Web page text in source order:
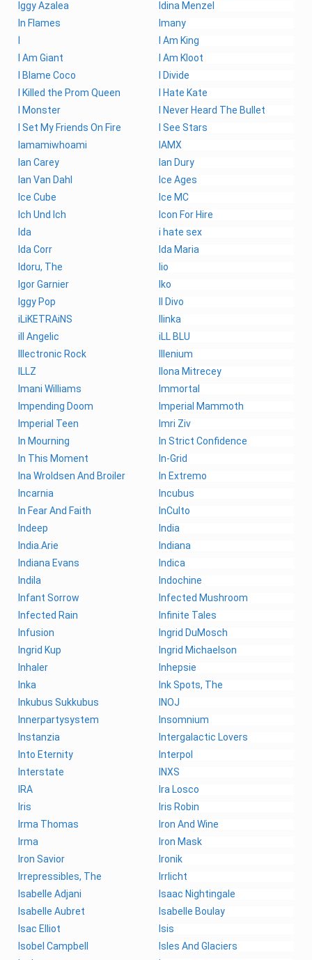
Iggy Azalea
Idina Menzel
In Flames
Imany
I Am King
I Am Giant
I Am Kloot
I Blame Coco
I Divide
I Killed the Prom Queen
I Hate Kate
I Monster
I Never Heard The Bullet
I Set My Friends On Fire
I See Stars
Iamamiwhoami
IAMX
Ian Carey
Ian Dury
Ian Van Dahl
Ice Ages
Ice Cube
Ice MC
Ich Und Ich
Icon For Hire
Ida
i hate sex
Ida Corr
Ida Maria
Idoru, The
Iio
Igor Garnier
Iko
Iggy Pop
Il Divo
iLiKETRAiNS
Ilinka
ill Angelic
iLL BLU
Illectronic Rock
Illenium
ILLZ
Ilona Mitrecey
Imani Williams
Immortal
Impending Doom
Imperial Mammoth
Imperial Teen
Imri Ziv
In Mourning
In Strict Confidence
In This Moment
In-Grid
Ina Wroldsen And Broiler
In Extremo
Incarnia
Incubus
In Fear And Faith
InCulto
Indeep
India
India.Arie
Indiana
Indiana Evans
Indica
Indila
Indochine
Infant Sorrow
Infected Mushroom
Infected Rain
Infinite Tales
Infusion
Ingrid DuMosch
Ingrid Kup
Ingrid Michaelson
Inhaler
Inhepsie
Inka
Ink Spots, The
Inkubus Sukkubus
INOJ
Innerpartysystem
Insomnium
Instanzia
Intergalactic Lovers
Into Eternity
Interpol
Interstate
INXS
IRA
Ira Losco
Iris
Iris Robin
Irma Thomas
Iron And Wine
Irma
Iron Mask
Iron Savior
Ironik
Irrepressibles, The
Irrlicht
Isabelle Adjani
Isaac Nightingale
Isabelle Aubret
Isabelle Boulay
Isac Elliot
Isis
Isobel Campbell
Isles And Glaciers